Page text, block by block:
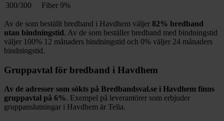
300/300
Fiber 9%
Av de som beställt bredband i Havdhem väljer 82% bredband
utan bindningstid. Av de som beställer bredband med bindningstid
väljer 100% 12 månaders bindningstid och 0% väljer 24 månaders
bindningstid.
Gruppavtal för bredband i Havdhem
Av de adresser som sökts på Bredbandsval.se i Havdhem finns
gruppavtal på 6%. Exempel på leverantörer som erbjuder
gruppanslutningar i Havdhem är Telia.